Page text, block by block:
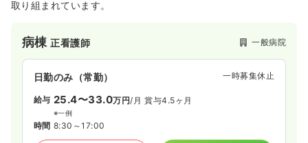
取り組まれています。
病棟正看護師 一般病院
日勤のみ（常勤） 一時募集休止
給与 25.4〜33.0万円/月 賞与4.5ヶ月
※一例
時間 8:30～17:00